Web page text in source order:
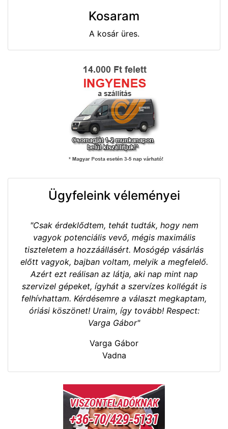
Kosaram
A kosár üres.
Ügyfeleink véleményei
"Csak érdeklődtem, tehát tudták, hogy nem
vagyok potenciális vevő, mégis maximális
tiszteletem a hozzáállásért. Mosógép vásárlás
előtt vagyok, bajban voltam, melyik a megfelelő.
Azért ezt reálisan az látja, aki nap mint nap
szervizel gépeket, ígyhát a szervízes kollégát is
felhívhattam. Kérdésemre a választ megkaptam,
óriási köszönet! Uraim, így tovább! Respect:
Varga Gábor"
Varga Gábor
Vadna